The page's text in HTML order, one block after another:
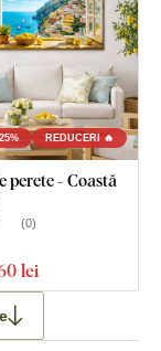
REDUCERI 🔥
perete - Coastă
(0)
lei